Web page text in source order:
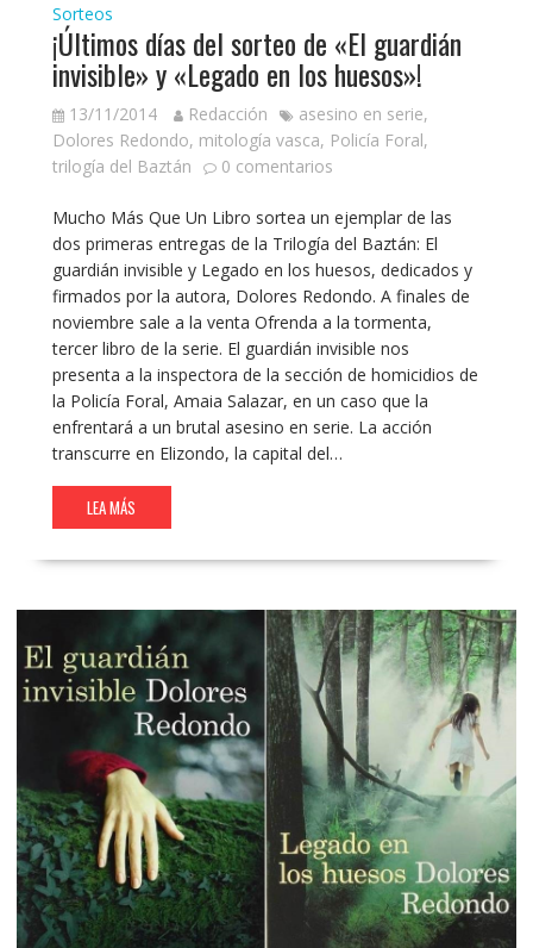
Sorteos
¡Últimos días del sorteo de «El guardián
invisible» y «Legado en los huesos»!
13/11/2014 Redacción asesino en serie,
Dolores Redondo, mitología vasca, Policía Foral,
trilogía del Baztán
0 comentarios
Mucho Más Que Un Libro sortea un ejemplar de las
dos primeras entregas de la Trilogía del Baztán: El
guardián invisible y Legado en los huesos, dedicados y
firmados por la autora, Dolores Redondo. A finales de
noviembre sale a la venta Ofrenda a la tormenta,
tercer libro de la serie. El guardián invisible nos
presenta a la inspectora de la sección de homicidios de
la Policía Foral, Amaia Salazar, en un caso que la
enfrentará a un brutal asesino en serie. La acción
transcurre en Elizondo, la capital del…
LEA MÁS